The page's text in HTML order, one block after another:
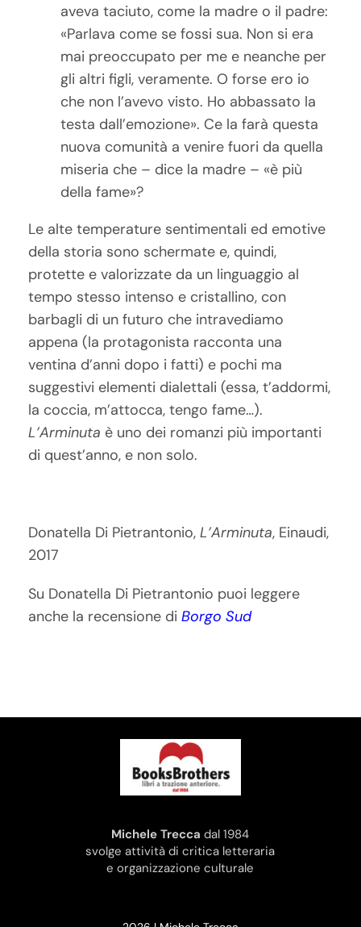
aveva taciuto, come la madre o il padre:
«Parlava come se fossi sua. Non si era
mai preoccupato per me e neanche per
gli altri figli, veramente. O forse ero io
che non l’avevo visto. Ho abbassato la
testa dall’emozione». Ce la farà questa
nuova comunità a venire fuori da quella
miseria che – dice la madre – «è più
della fame»?
Le alte temperature sentimentali ed emotive
della storia sono schermate e, quindi,
protette e valorizzate da un linguaggio al
tempo stesso intenso e cristallino, con
barbagli di un futuro che intravediamo
appena (la protagonista racconta una
ventina d’anni dopo i fatti) e pochi ma
suggestivi elementi dialettali (essa, t’addormi,
la coccia, m’attocca, tengo fame…).
L’Arminuta è uno dei romanzi più importanti
di quest’anno, e non solo.
Donatella Di Pietrantonio,L’Arminuta, Einaudi,
2017
Su Donatella Di Pietrantonio puoi leggere
anche la recensione diBorgo Sud
Michele Trecca dal 1984
svolge attività di critica letteraria
e organizzazione culturale